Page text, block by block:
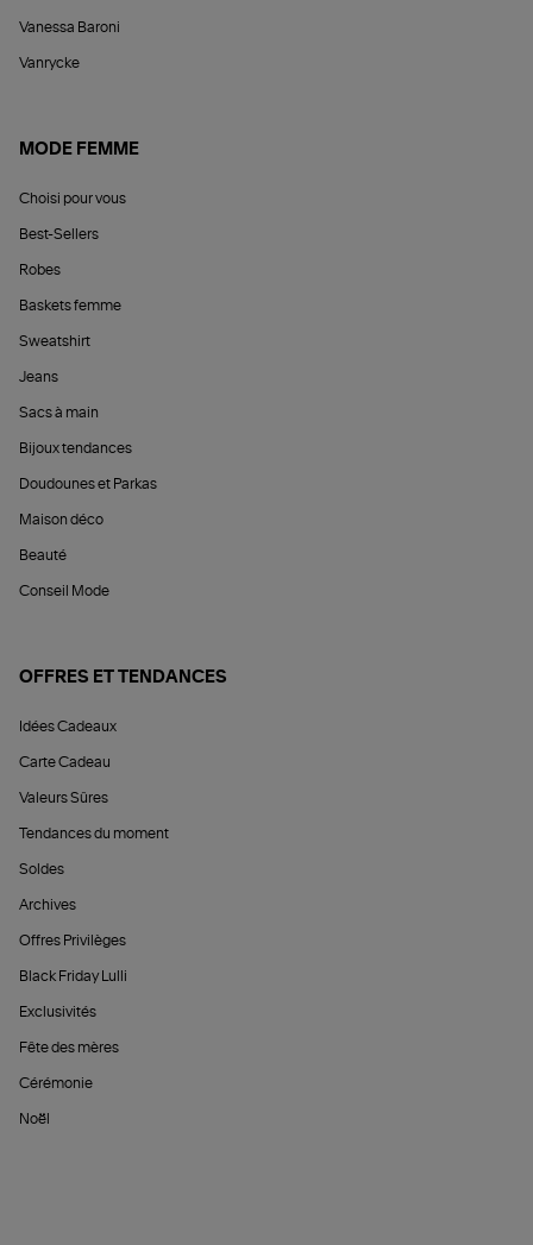
Vanessa Baroni
Vanrycke
MODE FEMME
Choisi pour vous
Best-Sellers
Robes
Baskets femme
Sweatshirt
Jeans
Sacs à main
Bijoux tendances
Doudounes et Parkas
Maison déco
Beauté
Conseil Mode
OFFRES ET TENDANCES
Idées Cadeaux
Carte Cadeau
Valeurs Sûres
Tendances du moment
Soldes
Archives
Offres Privilèges
Black Friday Lulli
Exclusivités
Fête des mères
Cérémonie
Noël